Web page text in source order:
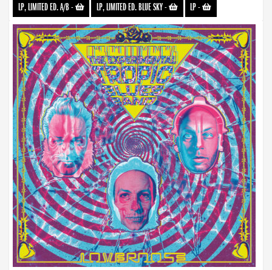
LP, LIMITED ED. A/B- LP, LIMITED ED. BLUE SKY- LP-